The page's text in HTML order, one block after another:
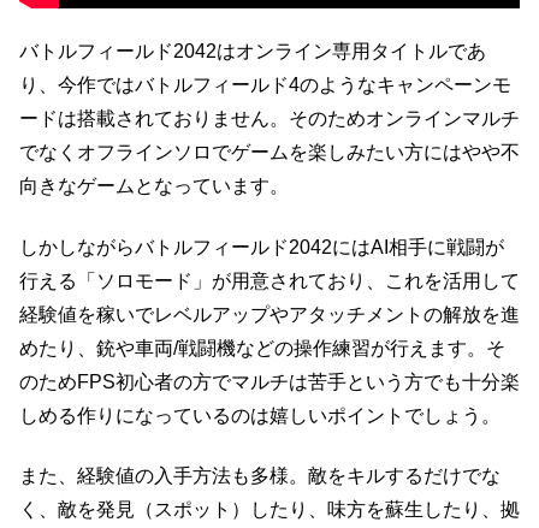
バトルフィールド2042はオンライン専用タイトルであ
り、今作ではバトルフィールド4のようなキャンペーンモ
ードは搭載されておりません。そのためオンラインマルチ
でなくオフラインソロでゲームを楽しみたい方にはやや不
向きなゲームとなっています。
しかしながらバトルフィールド2042にはAI相手に戦闘が
行える「ソロモード」が用意されており、これを活用して
経験値を稼いでレベルアップやアタッチメントの解放を進
めたり、銃や車両/戦闘機などの操作練習が行えます。そ
のためFPS初心者の方でマルチは苦手という方でも十分楽
しめる作りになっているのは嬉しいポイントでしょう。
また、経験値の入手方法も多様。敵をキルするだけでな
く、敵を発見（スポット）したり、味方を蘇生したり、拠